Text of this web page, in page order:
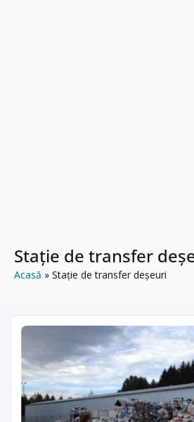
Stație de transfer
Acasă Stație de transfer deșeuri